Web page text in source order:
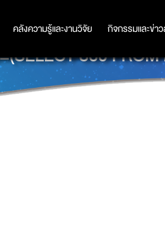
คลังความรู้และงานวิจัย กิจกรรมและข่า
คลังความรู้และงานวิจัย กิจกรรมและข่า
860